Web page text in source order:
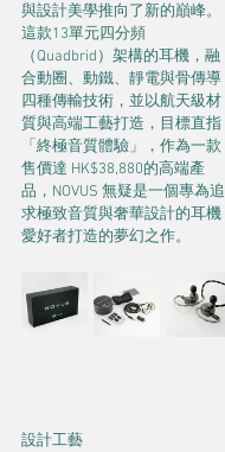
與設計美學推向了新的巔峰。
這款13單元四分頻
（Quadbrid）架構的耳機，融
合動圈、動鐵、靜電與骨傳導
四種傳輸技術，並以航天級材
質與高端工藝打造，目標直指
「終極音質體驗」，作為一款
售價達 HK$38,880的高端產
品，NOVUS 無疑是一個專為追
求極致音質與奢華設計的耳機
愛好者打造的夢幻之作。
設計工藝